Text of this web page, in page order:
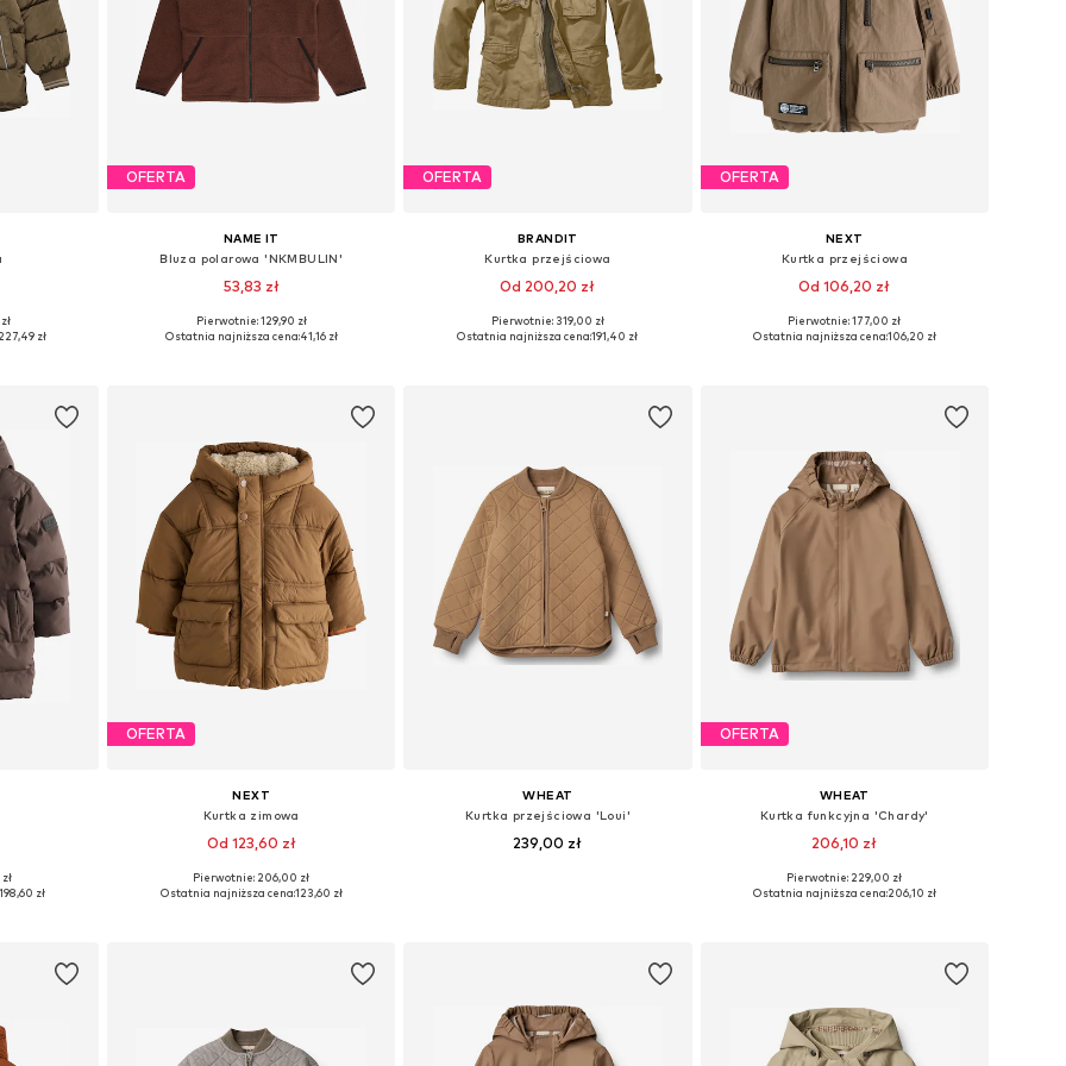
zł
OFERTA
NAME IT
Bluza polarowa 'NKMBULIN'
53,83 zł
Pierwotnie: 129,90 zł
Ostatnia najniższa cena:41,16 zł
OFERTA
BRANDIT
Kurtka przejściowa
Od 200,20 zł
Dostępne w różnych rozmiarach
Pierwotnie: 319,00 zł
Ostatnia najniższa cena:191,40 zł
OFERTA
NEXT
Kurtka przejściowa
Od 106,20 zł
Dostępne rozmiary: 80, 98, 104, 110, 116
Pierwotnie: 177,00 zł
Ostatnia najniższa cena:106,20 zł
zł
OFERTA
NEXT
Kurtka zimowa
Od 123,60 zł
Dostępne rozmiary: 86, 92, 104, 110, 122
Pierwotnie: 206,00 zł
Ostatnia najniższa cena:123,60 zł
WHEAT
Kurtka przejściowa 'Loui'
239,00 zł
OFERTA
WHEAT
Kurtka funkcyjna 'Chardy'
206,10 zł
+1
Pierwotnie: 229,00 zł
Ostatnia najniższa cena:206,10 zł